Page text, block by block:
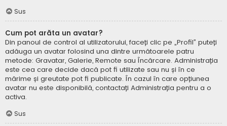
Sus
Cum pot arăta un avatar?
Din panoul de control al utilizatorului, faceți clic pe „Profil” puteți
adăuga un avatar folosind una dintre următoarele patru
metode: Gravatar, Galerie, Remote sau Încărcare. Administrația
este cea care decide dacă pot fi utilizate sau nu și în ce
mărime și greutate pot fi publicate. În cazul în care opțiunea
avatar nu este disponibilă, contactați Administrația pentru a o
activa.
Sus